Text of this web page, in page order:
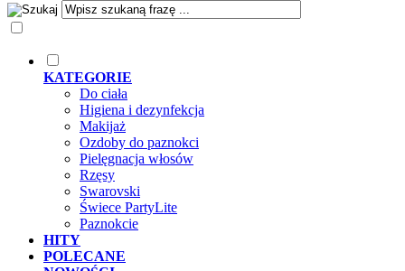
KATEGORIE
Do ciała
Higiena i dezynfekcja
Makijaż
Ozdoby do paznokci
Pielęgnacja włosów
Rzęsy
Swarovski
Świece PartyLite
Paznokcie
HITY
POLECANE